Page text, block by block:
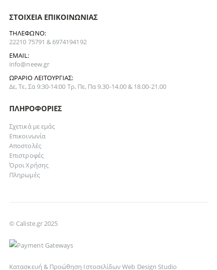
ΣΤΟΙΧΕΊΑ ΕΠΙΚΟΙΝΩΝΊΑΣ
ΤΗΛΈΦΩΝΟ:
22210 75791 & 6974194192
EMAIL:
info@neew.gr
ΩΡΆΡΙΟ ΛΕΙΤΟΥΡΓΊΑΣ:
Δε, Τε, Σα 9:30-14:00 Τρ, Πε, Πα 9.30-14.00 & 18.00-21.00
ΠΛΗΡΟΦΟΡΊΕΣ
Σχετικά με εμάς
Επικοινωνία
Αποστολές
Επιστροφές
Όροι Χρήσης
Πληρωμές
© Caliste.gr 2025
Κατασκευή & Προώθηση Ιστοσελίδων Web Design Studio